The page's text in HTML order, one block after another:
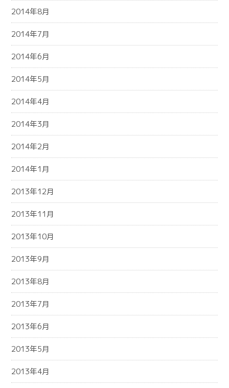
2014年8月
2014年7月
2014年6月
2014年5月
2014年4月
2014年3月
2014年2月
2014年1月
2013年12月
2013年11月
2013年10月
2013年9月
2013年8月
2013年7月
2013年6月
2013年5月
2013年4月